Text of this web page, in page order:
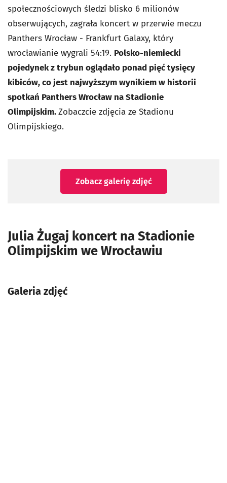
społecznościowych śledzi blisko 6 milionów
obserwujących, zagrała koncert w przerwie meczu
Panthers Wrocław - Frankfurt Galaxy, który
wrocławianie wygrali 54:19. Polsko-niemiecki
pojedynek z trybun oglądało ponad pięć tysięcy
kibiców, co jest najwyższym wynikiem w historii
spotkań Panthers Wrocław na Stadionie
Olimpijskim.Zobaczcie zdjęcia ze Stadionu
Olimpijskiego.
Zobacz galerię zdjęć
Julia Żugaj koncert na Stadionie
Olimpijskim we Wrocławiu
Galeria zdjęć